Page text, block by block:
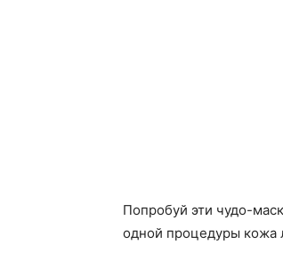
Попробуй эти чудо-
одной процедуры кожа